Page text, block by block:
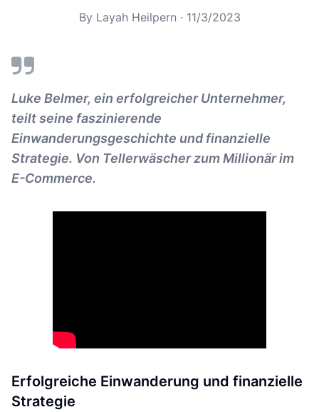
By Layah Heilpern · 11/3/2023
Luke Belmer, ein erfolgreicher Unternehmer,
teilt seine faszinierende
Einwanderungsgeschichte und finanzielle
Strategie. Von Tellerwäscher zum Millionär im
E-Commerce.
Erfolgreiche Einwanderung und finanzielle
Strategie